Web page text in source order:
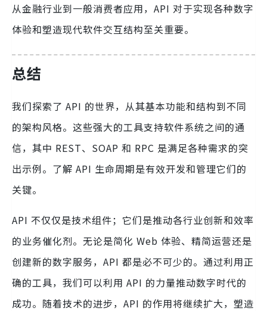
从金融行业到一般消费者应用，API 对于实现各种数字
体验和塑造现代软件交互结构至关重要。
总结
我们探索了 API 的世界，从其基本功能和结构到不同
的架构风格。这些强大的工具支持软件系统之间的通
信，其中 REST、SOAP 和 RPC 是满足各种需求的突
出示例。了解 API 生命周期是有效开发和管理它们的
关键。
API 不仅仅是技术组件；它们是推动各行业创新和效率
的业务催化剂。无论是简化 Web 体验、精简运营还是
创建新的数字服务，API 都是必不可少的。通过利用正
确的工具，我们可以利用 API 的力量推动数字时代的
成功。随着技术的进步，API 的作用将继续扩大，塑造